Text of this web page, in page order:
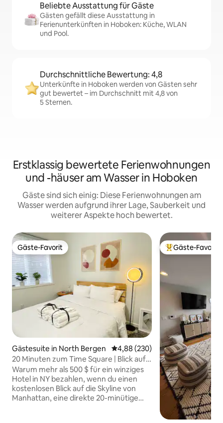
Beliebte Ausstattung für Gäste
Gästen gefällt diese Ausstattung in
Ferienunterkünften in Hoboken: Küche, WLAN
und Pool.
Durchschnittliche Bewertung: 4,8
Unterkünfte in Hoboken werden von Gästen sehr
gut bewertet – im Durchschnitt mit 4,8 von
5 Sternen.
Erstklassig bewertete Ferienwohnungen
und -häuser am Wasser in Hoboken
Gäste sind sich einig: Diese Ferienwohnungen am
Wasser werden aufgrund ihrer Lage, Sauberkeit und
weiterer Aspekte hoch bewertet.
Gäste-Favorit
Gäste-Favorit
Gästesuite in North Bergen Durchschnittliche Bewertung:
4,88 (230)
20 Minuten zum Time Square | Blick auf
die Skyline von NYC mit Parkplatz
Warum mehr als 500 $ für ein winziges
Hotel in NY bezahlen, wenn du einen
kostenlosen Blick auf die Skyline von
Manhattan, eine direkte 20-minütige
Beliebter Gäste-
Gäste-Favorit